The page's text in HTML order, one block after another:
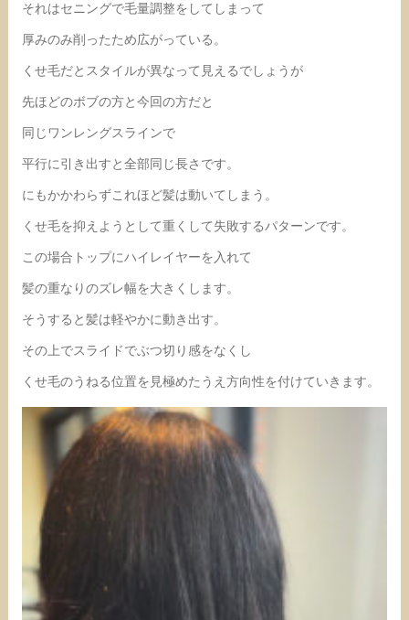
それはセニングで毛量調整をしてしまって
厚みのみ削ったため広がっている。
くせ毛だとスタイルが異なって見えるでしょうが
先ほどのボブの方と今回の方だと
同じワンレングスラインで
平行に引き出すと全部同じ長さです。
にもかかわらずこれほど髪は動いてしまう。
くせ毛を抑えようとして重くして失敗するパターンです。
この場合トップにハイレイヤーを入れて
髪の重なりのズレ幅を大きくします。
そうすると髪は軽やかに動き出す。
その上でスライドでぶつ切り感をなくし
くせ毛のうねる位置を見極めたうえ方向性を付けていきます。